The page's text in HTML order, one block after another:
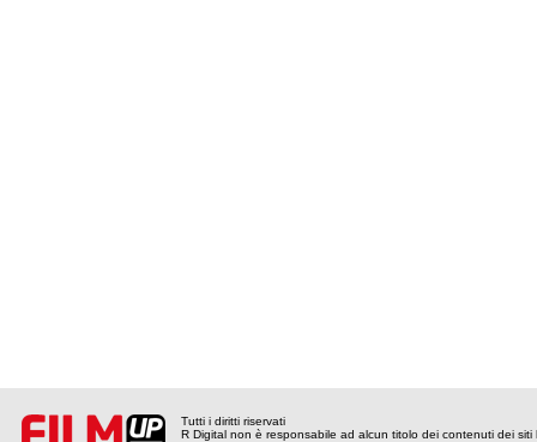
Tutti i diritti riservati
R Digital non è responsabile ad alcun titolo dei contenuti dei siti